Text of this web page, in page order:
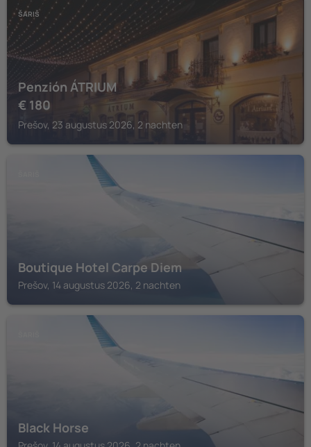
ŠARIŠ
Penzión ÁTRIUM
€ 180
Prešov, 23 augustus 2026, 2 nachten
Boutique Hotel Carpe Diem
Prešov, 14 augustus 2026, 2 nachten
Black Horse